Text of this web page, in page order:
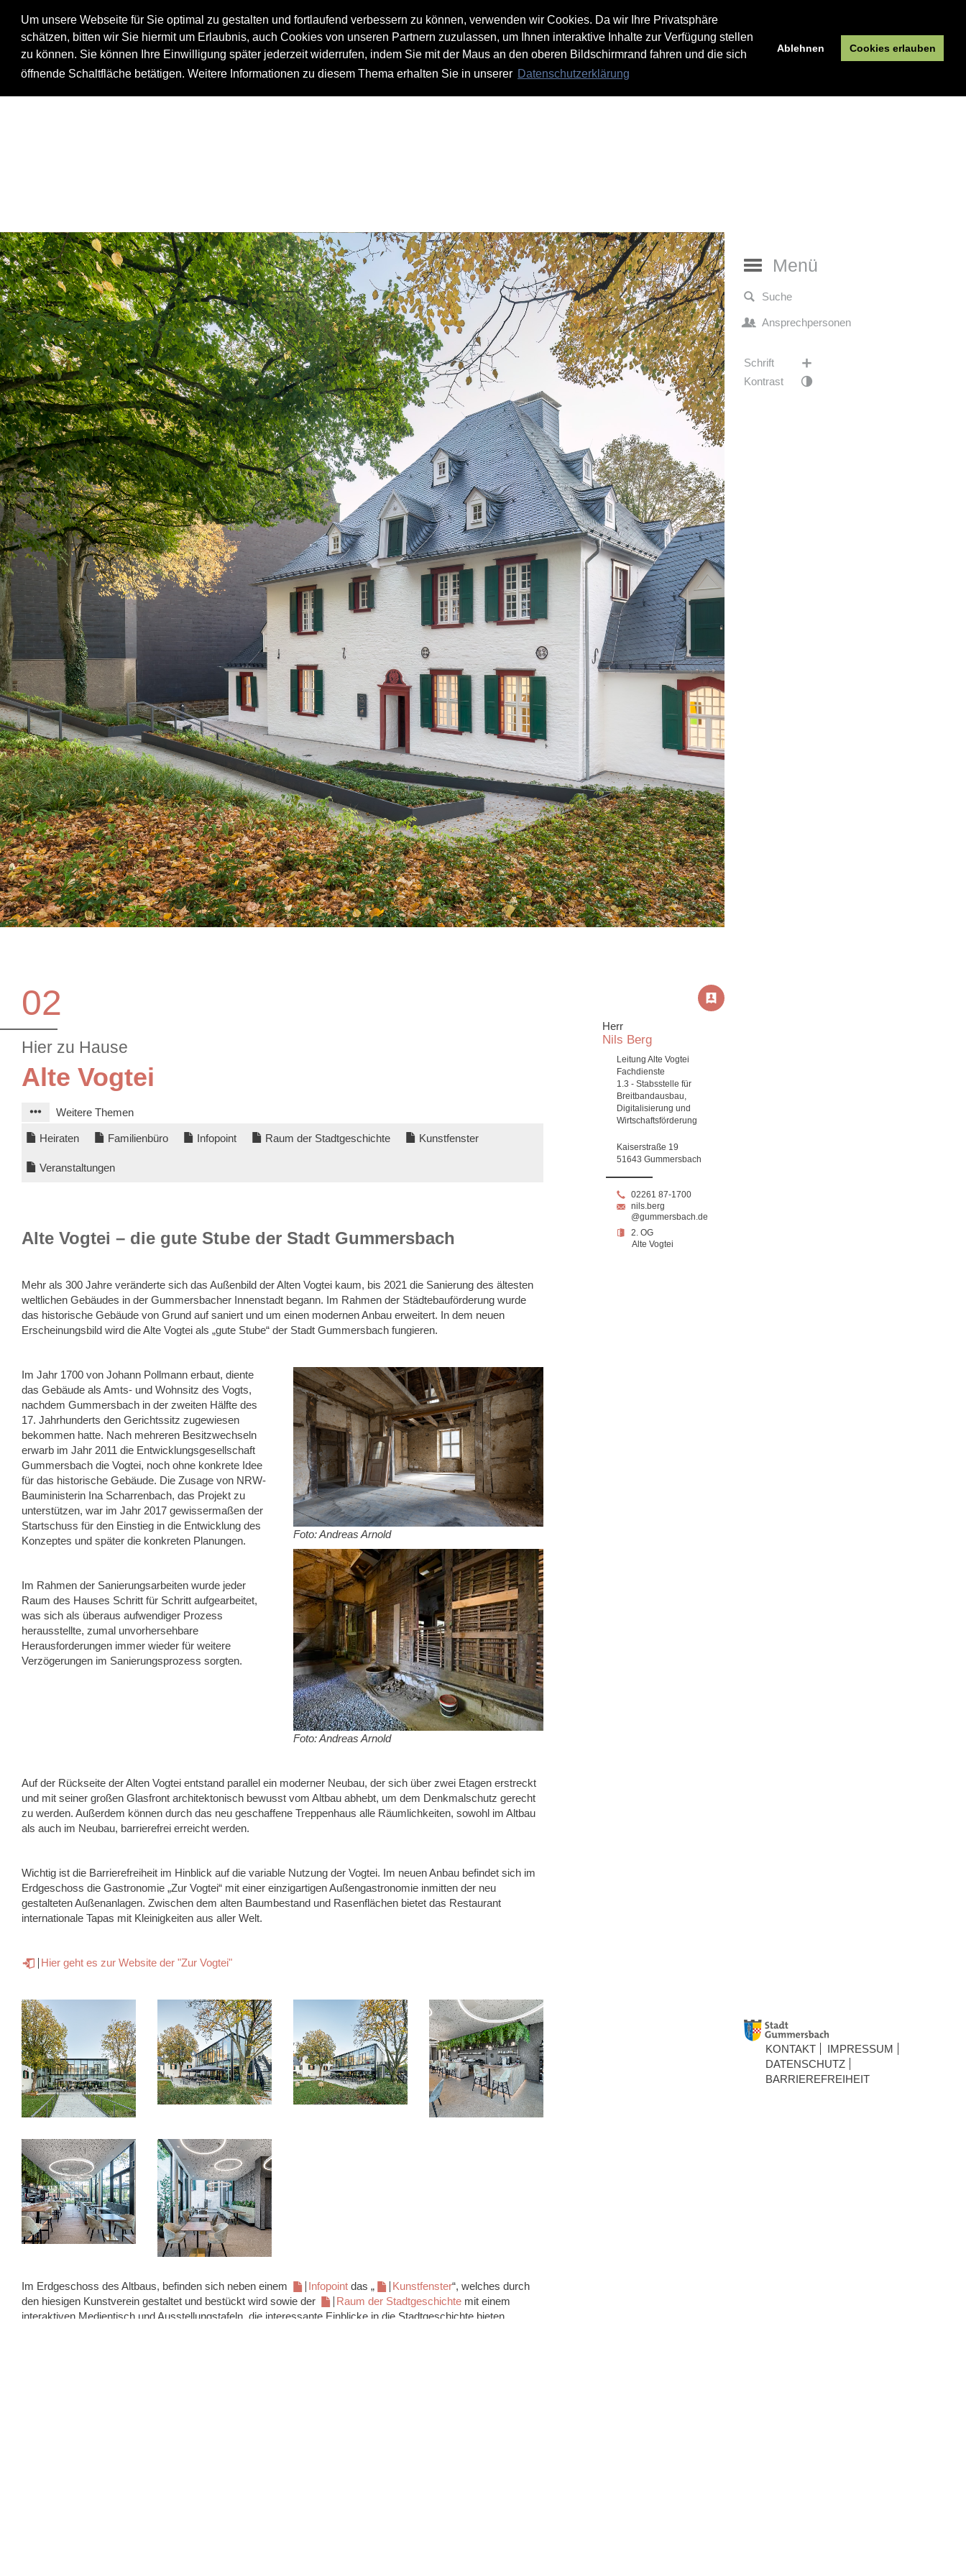
Um unsere Webseite für Sie optimal zu gestalten und fortlaufend verbessern zu können, verwenden wir Cookies. Da wir Ihre Privatsphäre
schätzen, bitten wir Sie hiermit um Erlaubnis, auch Cookies von unseren Partnern zuzulassen, um Ihnen interaktive Inhalte zur Verfügung stellen
zu können. Sie können Ihre Einwilligung später jederzeit widerrufen, indem Sie mit der Maus an den oberen Bildschirmrand fahren und die sich
öffnende Schaltfläche betätigen. Weitere Informationen zu diesem Thema erhalten Sie in unserer Datenschutzerklärung
Ablehnen Cookies erlauben
Menü
Suche
Ansprechpersonen
Schrift
Kontrast
02
Hier zu Hause
Alte Vogtei
Weitere Themen
Heiraten Familienbüro Infopoint Raum der Stadtgeschichte Kunstfenster
Veranstaltungen
Alte Vogtei – die gute Stube der Stadt Gummersbach
Mehr als 300 Jahre veränderte sich das Außenbild der Alten Vogtei kaum, bis 2021 die Sanierung des ältesten
weltlichen Gebäudes in der Gummersbacher Innenstadt begann. Im Rahmen der Städtebauförderung wurde
das historische Gebäude von Grund auf saniert und um einen modernen Anbau erweitert. In dem neuen
Erscheinungsbild wird die Alte Vogtei als „gute Stube“ der Stadt Gummersbach fungieren.
Im Jahr 1700 von Johann Pollmann erbaut, diente
das Gebäude als Amts- und Wohnsitz des Vogts,
nachdem Gummersbach in der zweiten Hälfte des
17. Jahrhunderts den Gerichtssitz zugewiesen
bekommen hatte. Nach mehreren Besitzwechseln
erwarb im Jahr 2011 die Entwicklungsgesellschaft
Gummersbach die Vogtei, noch ohne konkrete Idee
für das historische Gebäude. Die Zusage von NRW-
Bauministerin Ina Scharrenbach, das Projekt zu
unterstützen, war im Jahr 2017 gewissermaßen der
Startschuss für den Einstieg in die Entwicklung des
Konzeptes und später die konkreten Planungen.
Im Rahmen der Sanierungsarbeiten wurde jeder
Raum des Hauses Schritt für Schritt aufgearbeitet,
was sich als überaus aufwendiger Prozess
herausstellte, zumal unvorhersehbare
Herausforderungen immer wieder für weitere
Verzögerungen im Sanierungsprozess sorgten.
Foto: Andreas Arnold
Foto: Andreas Arnold
Auf der Rückseite der Alten Vogtei entstand parallel ein moderner Neubau, der sich über zwei Etagen erstreckt
und mit seiner großen Glasfront architektonisch bewusst vom Altbau abhebt, um dem Denkmalschutz gerecht
zu werden. Außerdem können durch das neu geschaffene Treppenhaus alle Räumlichkeiten, sowohl im Altbau
als auch im Neubau, barrierefrei erreicht werden.
Wichtig ist die Barrierefreiheit im Hinblick auf die variable Nutzung der Vogtei. Im neuen Anbau befindet sich im
Erdgeschoss die Gastronomie „Zur Vogtei“ mit einer einzigartigen Außengastronomie inmitten der neu
gestalteten Außenanlagen. Zwischen dem alten Baumbestand und Rasenflächen bietet das Restaurant
internationale Tapas mit Kleinigkeiten aus aller Welt.
Hier geht es zur Website der "Zur Vogtei"
Im Erdgeschoss des Altbaus, befinden sich neben einem Infopoint das „ Kunstfenster“, welches durch
den hiesigen Kunstverein gestaltet und bestückt wird sowie der
Raum der Stadtgeschichte mit einem
interaktiven Medientisch und Ausstellungstafeln, die interessante Einblicke in die Stadtgeschichte bieten.
Herr
Nils Berg
Leitung Alte Vogtei
Fachdienste
1.3 - Stabsstelle für
Breitbandausbau,
Digitalisierung und
Wirtschaftsförderung
Kaiserstraße 19
51643 Gummersbach
02261 87-1700
nils.berg
@gummersbach.de
2. OG
Alte Vogtei
KONTAKT
IMPRESSUM
DATENSCHUTZ
BARRIEREFREIHEIT